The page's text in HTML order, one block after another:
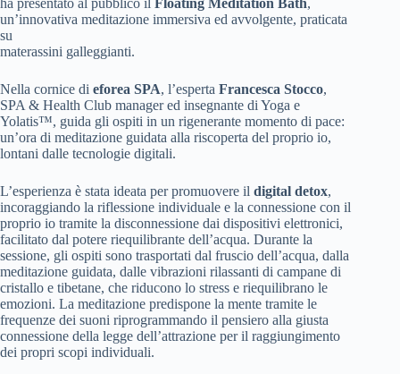
ha presentato al pubblico il Floating Meditation Bath,
un’innovativa meditazione immersiva ed avvolgente, praticata
su
materassini galleggianti.
Nella cornice di eforea SPA, l’esperta Francesca Stocco,
SPA & Health Club manager ed insegnante di Yoga e
Yolatis™, guida gli ospiti in un rigenerante momento di pace:
un’ora di meditazione guidata alla riscoperta del proprio io,
lontani dalle tecnologie digitali.
L’esperienza è stata ideata per promuovere il digital detox,
incoraggiando la riflessione individuale e la connessione con il
proprio io tramite la disconnessione dai dispositivi elettronici,
facilitato dal potere riequilibrante dell’acqua. Durante la
sessione, gli ospiti sono trasportati dal fruscio dell’acqua, dalla
meditazione guidata, dalle vibrazioni rilassanti di campane di
cristallo e tibetane, che riducono lo stress e riequilibrano le
emozioni. La meditazione predispone la mente tramite le
frequenze dei suoni riprogrammando il pensiero alla giusta
connessione della legge dell’attrazione per il raggiungimento
dei propri scopi individuali.